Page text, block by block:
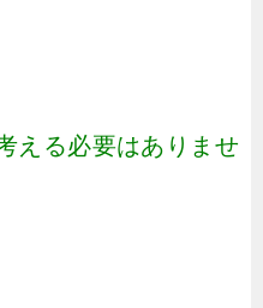
える必要はありませ